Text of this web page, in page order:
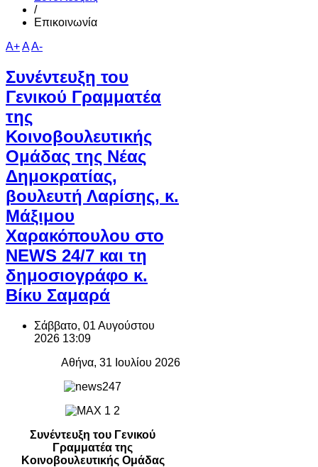
/
Επικοινωνία
A+AA-
Συνέντευξη του
Γενικού Γραμματέα
της
Κοινοβουλευτικής
Ομάδας της Νέας
Δημοκρατίας,
βουλευτή Λαρίσης, κ.
Μάξιμου
Χαρακόπουλου στο
NEWS 24/7 και τη
δημοσιογράφο κ.
Βίκυ Σαμαρά
Σάββατο, 01 Αυγούστου
2026 13:09
Αθήνα, 31 Ιουλίου 2026
Συνέντευξη του Γενικού
Γραμματέα της
Κοινοβουλευτικής Ομάδας